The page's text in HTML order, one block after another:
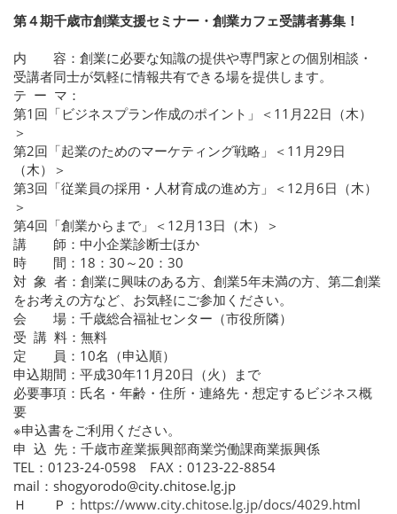
第４期千歳市創業支援セミナー・創業カフェ受講者募集！
内 容：創業に必要な知識の提供や専門家との個別相談・
受講者同士が気軽に情報共有できる場を提供します。
テ ー マ：
第1回「ビジネスプラン作成のポイント」＜11月22日（木）
＞
第2回「起業のためのマーケティング戦略」＜11月29日
（木）＞
第3回「従業員の採用・人材育成の進め方」＜12月6日（木）
＞
第4回「創業からまで」＜12月13日（木）＞
講 師：中小企業診断士ほか
時 間：18：30～20：30
対 象 者：創業に興味のある方、創業5年未満の方、第二創業
をお考えの方など、お気軽にご参加ください。
会 場：千歳総合福祉センター（市役所隣）
受 講 料：無料
定 員：10名（申込順）
申込期間：平成30年11月20日（火）まで
必要事項：氏名・年齢・住所・連絡先・想定するビジネス概
要
※申込書をご利用ください。
申 込 先：千歳市産業振興部商業労働課商業振興係
TEL：0123-24-0598 FAX：0123-22-8854
mail：shogyorodo@city.chitose.lg.jp
Ｈ Ｐ： https://www.city.chitose.lg.jp/docs/4029.html